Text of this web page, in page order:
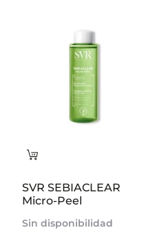
Leer
SVR SEBIACLEAR
Micro-Peel
Sin disponibilidad